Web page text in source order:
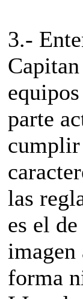
3.-
parte
cumplir
las
es el
imagen
forma